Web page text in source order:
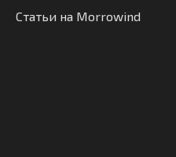
Статьи на Morrowind